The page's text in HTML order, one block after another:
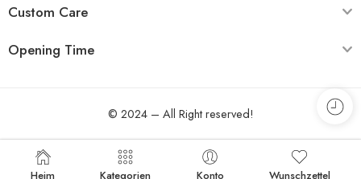
Custom Care
Opening Time
© 2024 – All Right reserved!
Heim Kategorien Konto Wunschzettel